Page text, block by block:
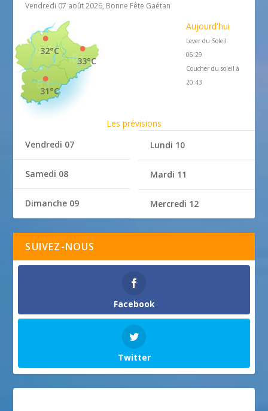
Vendredi 07 août 2026, Bonne Fête Gaétan
33°C
32°C
31°C
Aujourd'hui
Lever du Soleil
06:29
Coucher du soleil à
20:43
Les prévisions
Vendredi 07
Samedi 08
Dimanche 09
Lundi 10
Mardi 11
Mercredi 12
SUIVEZ-NOUS
Facebook
Twitter